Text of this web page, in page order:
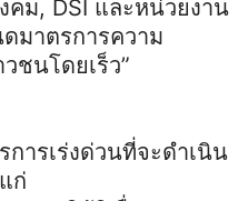
คม, DSI และหน่วยงาน
มาตรการความ
ชนโดยเร็ว”
ารเร่งด่วนที่จะดำเนิน
ก่